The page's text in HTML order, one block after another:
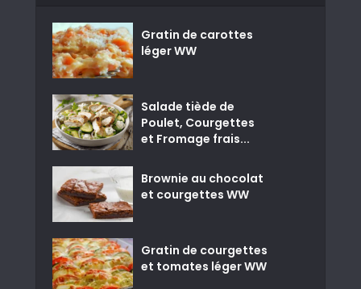
Gratin de carottes
léger WW
Salade tiède de
Poulet, Courgettes
et Fromage frais...
Brownie au chocolat
et courgettes WW
Gratin de courgettes
et tomates léger WW